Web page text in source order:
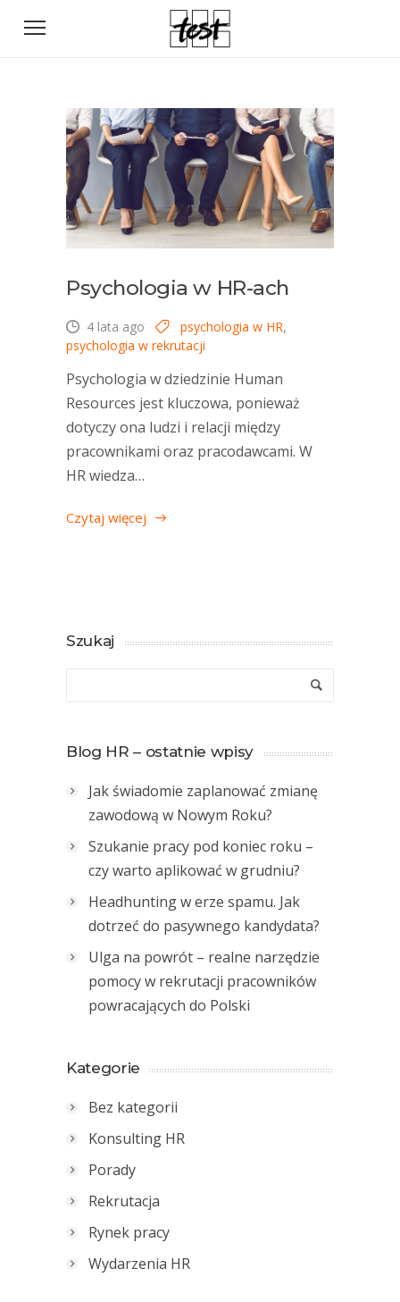
Psychologia w HR-ach
4 lata ago psychologia w HR,
psychologia w rekrutacji
Psychologia w dziedzinie Human
Resources jest kluczowa, ponieważ
dotyczy ona ludzi i relacji między
pracownikami oraz pracodawcami. W
HR wiedza…
Czytaj więcej
Szukaj
Blog HR – ostatnie wpisy
Jak świadomie zaplanować zmianę
zawodową w Nowym Roku?
Szukanie pracy pod koniec roku –
czy warto aplikować w grudniu?
Headhunting w erze spamu. Jak
dotrzeć do pasywnego kandydata?
Ulga na powrót – realne narzędzie
pomocy w rekrutacji pracowników
powracających do Polski
Kategorie
Bez kategorii
Konsulting HR
Porady
Rekrutacja
Rynek pracy
Wydarzenia HR